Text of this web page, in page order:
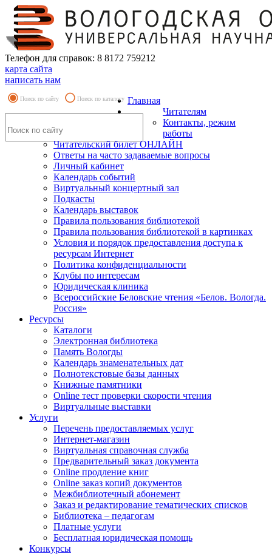
Телефон для справок: 8 8172 759212
карта сайта
написать нам
Поиск по сайту Поиск по каталогу Главная
Читателям
Контакты, режим
работы
Читательский билет ОНЛАЙН
Ответы на часто задаваемые вопросы
Личный кабинет
Календарь событий
Виртуальный концертный зал
Подкасты
Календарь выставок
Правила пользования библиотекой
Правила пользования библиотекой в картинках
Условия и порядок предоставления доступа к
ресурсам Интернет
Политика конфиденциальности
Клубы по интересам
Юридическая клиника
Всероссийские Беловские чтения «Белов. Вологда.
Россия»
Ресурсы
Каталоги
Электронная библиотека
Память Вологды
Календарь знаменательных дат
Полнотекстовые базы данных
Книжные памятники
Online тест проверки скорости чтения
Виртуальные выставки
Услуги
Перечень предоставляемых услуг
Интернет-магазин
Виртуальная справочная служба
Предварительный заказ документа
Online продление книг
Online заказ копий документов
Межбиблиотечный абонемент
Заказ и редактирование тематических списков
Библиотека – педагогам
Платные услуги
Бесплатная юридическая помощь
Конкурсы